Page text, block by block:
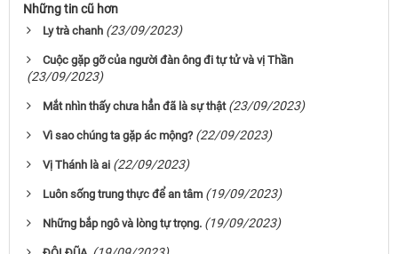
Những tin cũ hơn
Ly trà chanh (23/09/2023)
Cuộc gặp gỡ của người đàn ông đi tự tử và vị Thần
(23/09/2023)
Mắt nhìn thấy chưa hẳn đã là sự thật (23/09/2023)
Vì sao chúng ta gặp ác mộng? (22/09/2023)
Vị Thánh là ai (22/09/2023)
Luôn sống trung thực để an tâm (19/09/2023)
Những bắp ngô và lòng tự trọng. (19/09/2023)